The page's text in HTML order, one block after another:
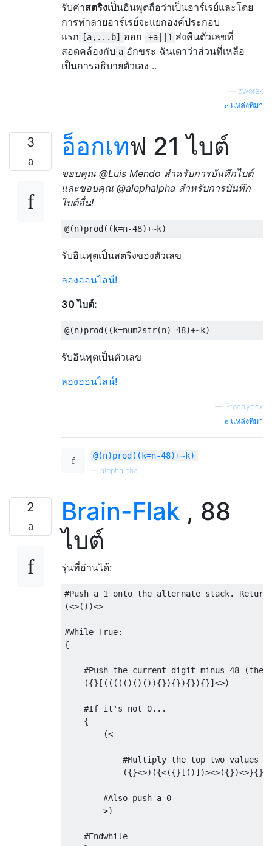
รับค่าสตริงเป็นอินพุตถือว่าเป็นอาร์เรย์และโดย
การทำลายอาร์เรย์จะแยกองค์ประกอบ
แรก
[a,...b] ออก +a||1 ส่งคืนตัวเลขที่
สอดคล้องกับ a อักขระ ฉันเดาว่าส่วนที่เหลือ
เป็นการอธิบายตัวเอง ..
zworek
แหล่งที่มา
3 อ็อกเทฟ 21 ไบต์
ขอบคุณ @Luis Mendo สำหรับการบันทึกไบต์
และขอบคุณ @alephalpha สำหรับการบันทึก
ไบต์อื่น!
รับอินพุตเป็นสตริงของตัวเลข
ลองออนไลน์!
30 ไบต์:
รับอินพุตเป็นตัวเลข
ลองออนไลน์!
— Steadybox
แหล่งที่มา
@(n)prod((k=n-48)+~k)
alephalpha
2 Brain-Flak , 88
ไบต์
รุ่นที่อ่านได้:
#Push a 1 onto the alternate stack.
(<>())<>
#While True:
{
#Push the current digit minus 48 (the
    ({}[((((()()()){}){}){}){}]<>)
    #If it's not 0...
    {
        (<
#Multiply the top two values
        #Also push a 0
        >)
    #Endwhile